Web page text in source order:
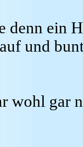
denn ein
und
wohl gar